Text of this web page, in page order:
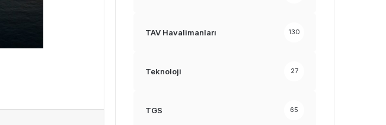
TAV Havalimanları 130
Teknoloji 27
TGS 65